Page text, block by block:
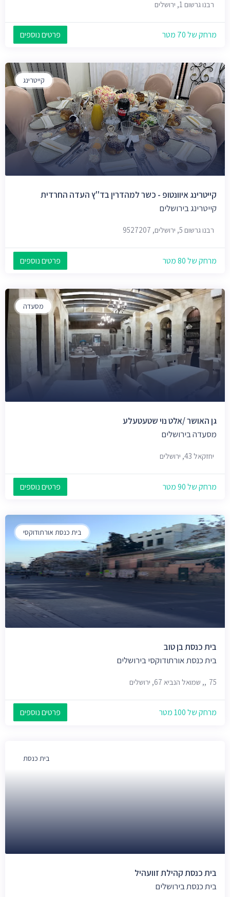
רבנו גרשום 1, ירושלים
מרחק של 70 מטר פרטים נוספים
קייטרינג
קייטרינג איוונטופ - כשר למהדרין בד''ץ העדה החרדית
קייטרינג בירושלים
רבנו גרשום 5, ירושלים, 9527207
מרחק של 80 מטר פרטים נוספים
מסעדה
גן האושר /אלט נוי שטעטעלע
מסעדה בירושלים
יחזקאל 43, ירושלים
מרחק של 90 מטר פרטים נוספים
בית כנסת אורתודוקסי
בית כנסת בן טוב
בית כנסת אורתודוקסי בירושלים
75,, שמואל הנביא 67, ירושלים
מרחק של 100 מטר פרטים נוספים
בית כנסת
בית כנסת קהילת זוועהיל
בית כנסת בירושלים